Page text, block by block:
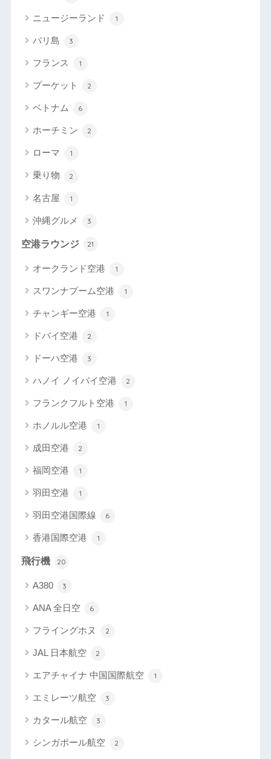
ニュージーランド 1
バリ島 3
フランス 1
プーケット 2
ベトナム 6
ホーチミン 2
ローマ 1
乗り物 2
名古屋 1
沖縄グルメ 3
空港ラウンジ 21
オークランド空港 1
スワンナプーム空港 1
チャンギー空港 1
ドバイ空港 2
ドーハ空港 3
ハノイ ノイバイ空港 2
フランクフルト空港 1
ホノルル空港 1
成田空港 2
福岡空港 1
羽田空港 1
羽田空港国際線 6
香港国際空港 1
飛行機 20
A380 3
ANA 全日空 6
フライングホヌ 2
JAL 日本航空 2
エアチャイナ 中国国際航空 1
エミレーツ航空 3
カタール航空 3
シンガポール航空 2